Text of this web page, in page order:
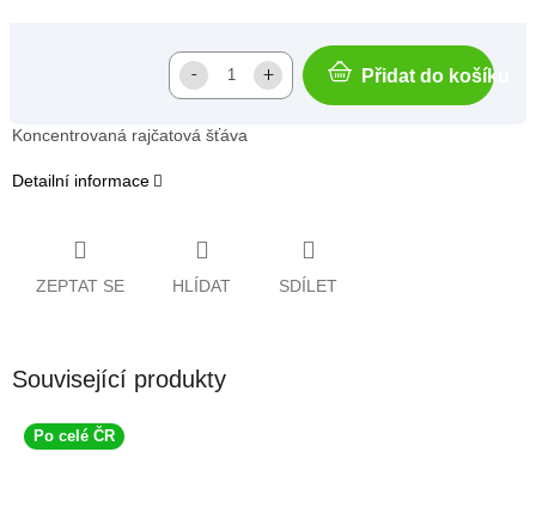
Přidat do košíku
Koncentrovaná rajčatová šťáva
Detailní informace
ZEPTAT SE HLÍDAT SDÍLET
Související produkty
Po celé ČR